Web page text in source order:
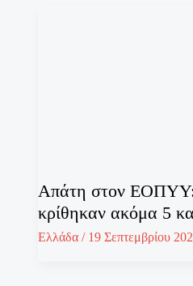
Απάτη στον ΕΟΠΥΥ:
κρίθηκαν ακόμα 5
Ελλάδα / 19 Σεπτεμβρίου